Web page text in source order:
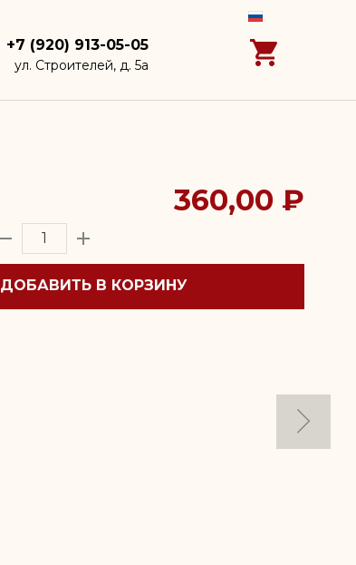
+7 (920) 913-05-05
ул. Строителей, д. 5а
360,00 ₽
ДОБАВИТЬ В КОРЗИНУ